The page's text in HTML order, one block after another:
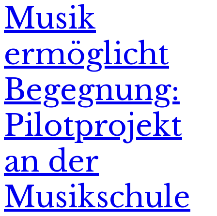
Musik
ermöglicht
Begegnung:
Pilotprojekt
an der
Musikschule